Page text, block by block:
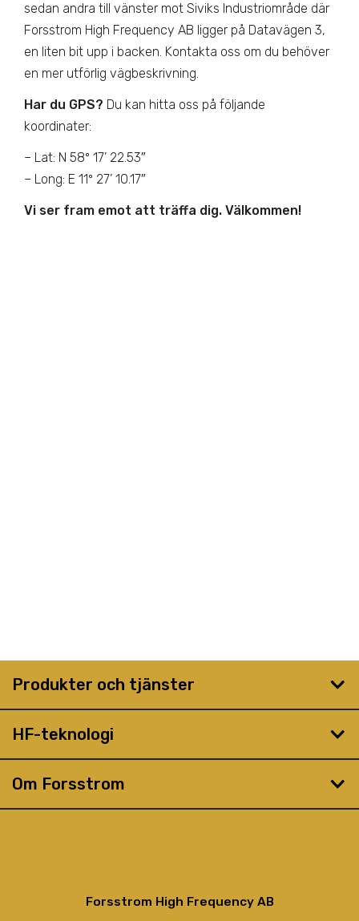
sedan andra till vänster mot Siviks Industriområde där
Forsstrom High Frequency AB ligger på Datavägen 3,
en liten bit upp i backen. Kontakta oss om du behöver
en mer utförlig vägbeskrivning.
Har du GPS? Du kan hitta oss på följande
koordinater:
– Lat: N 58º 17’ 22.53″
– Long: E 11º 27’ 10.17″
Vi ser fram emot att träffa dig. Välkommen!
Produkter och tjänster
HF-teknologi
Om Forsstrom
Forsstrom High Frequency AB